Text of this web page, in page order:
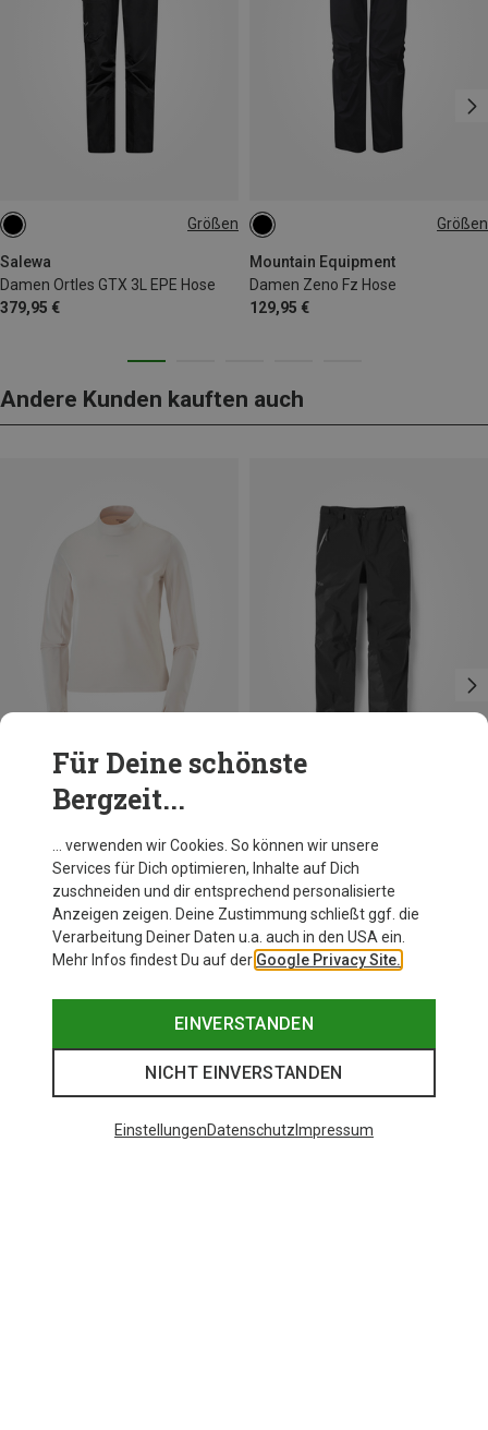
Größen
Salewa
Damen Ortles GTX 3L EPE Hose
379,95 €
XS Größen
Mountain Equipment
Damen Zeno Fz Hose
129,95 €
Andere Kunden kauften auch
Du sparst 20%
Für Deine schönste
Bergzeit...
… verwenden wir Cookies. So können wir unsere
Services für Dich optimieren, Inhalte auf Dich
zuschneiden und dir entsprechend personalisierte
Anzeigen zeigen. Deine Zustimmung schließt ggf. die
Verarbeitung Deiner Daten u.a. auch in den USA ein.
Mehr Infos findest Du auf der Google Privacy Site.
EINVERSTANDEN
NICHT EINVERSTANDEN
EinstellungenDatenschutz Impressum